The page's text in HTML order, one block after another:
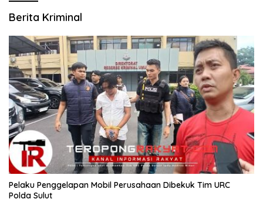
Berita Kriminal
​Pelaku Penggelapan Mobil Perusahaan Dibekuk Tim URC
Polda Sulut